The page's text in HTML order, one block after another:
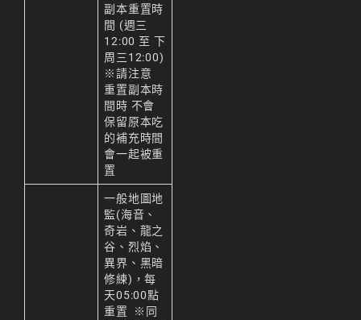
副本重置時
間 (週三
12:00 至 下
周三12:00)
※請注意
重置副本時
間時 不會
保留原本吃
的補充時間
會一起被重
置
一般地圖地
監(海音、
奇岩、龍之
谷、烈焰、
異界、黑暗
修練)，每
天05:00點
重置 ※同